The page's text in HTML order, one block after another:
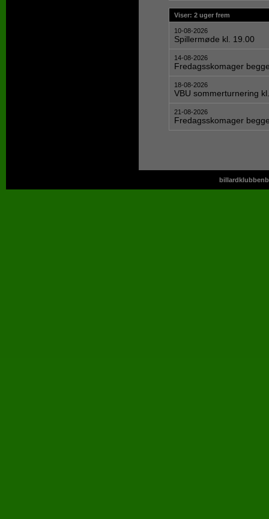
Viser: 2 uger frem
10-08-2026
Spillermøde kl. 19.00
14-08-2026
Fredagsskomager
18-08-2026
VBU sommerturnering
21-08-2026
Fredagsskomager